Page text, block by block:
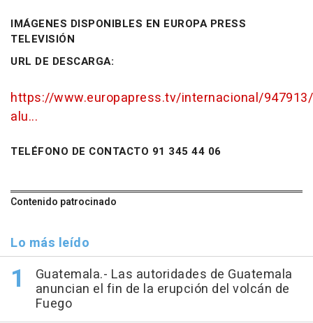
IMÁGENES DISPONIBLES EN EUROPA PRESS
TELEVISIÓN
URL DE DESCARGA:
https://www.europapress.tv/internacional/
alu...
TELÉFONO DE CONTACTO 91 345 44 06
Contenido patrocinado
Lo más leído
Guatemala.- Las autoridades de Guatemala
anuncian el fin de la erupción del volcán de
Fuego